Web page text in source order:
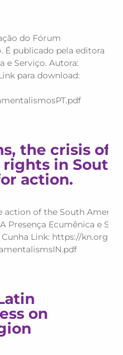
do Fórum
É publicado pela editora
e Serviço. Autora:
para download:
the crisis of
in South
action.
of the South
Presença Ecumênica e
Link: https://
on